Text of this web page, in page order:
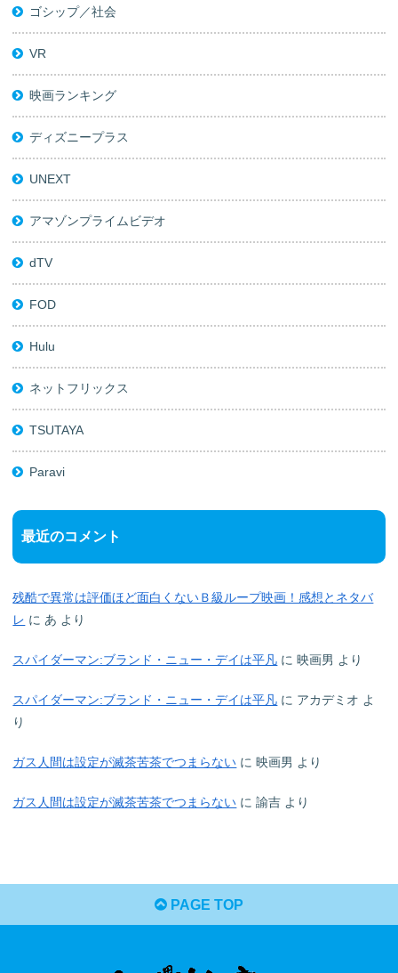
ゴシップ／社会
VR
映画ランキング
ディズニープラス
UNEXT
アマゾンプライムビデオ
dTV
FOD
Hulu
ネットフリックス
TSUTAYA
Paravi
最近のコメント
残酷で異常は評価ほど面白くないＢ級ループ映画！感想とネタバ
レ にあ より
スパイダーマン:ブランド・ニュー・デイは平凡 に映画男 より
スパイダーマン:ブランド・ニュー・デイは平凡 に アカデミオ よ
り
ガス人間は設定が滅茶苦茶でつまらない に映画男 より
ガス人間は設定が滅茶苦茶でつまらない に諭吉 より
PAGE TOP